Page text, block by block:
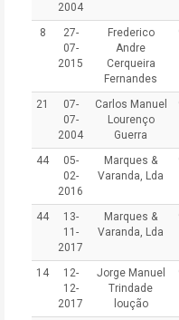
2004
8
27-
07-
2015
Frederico
Andre
Cerqueira
Fernandes
21
07-
07-
2004
Carlos Manuel
Lourenço
Guerra
44
05-
02-
2016
Marques &
Varanda, Lda
44
13-
11-
2017
Marques &
Varanda, Lda
14
12-
12-
2017
Jorge Manuel
Trindade
loução